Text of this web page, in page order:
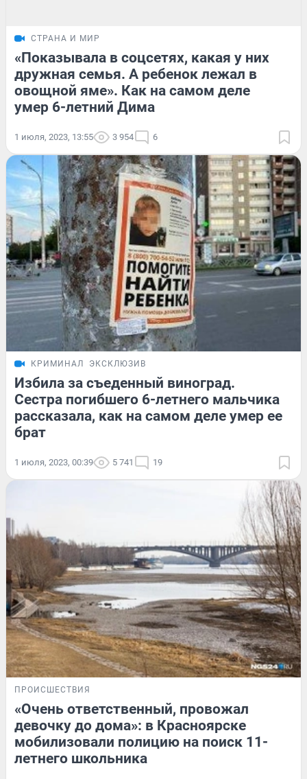
СТРАНА И МИР
«Показывала в соцсетях, какая у них
дружная семья. А ребенок лежал в
овощной яме». Как на самом деле
умер 6-летний Дима
1 июля, 2023, 13:55 3 954 6
КРИМИНАЛ ЭКСКЛЮЗИВ
Избила за съеденный виноград.
Сестра погибшего 6-летнего мальчика
рассказала, как на самом деле умер ее
брат
1 июля, 2023, 00:39 5 741 19
ПРОИСШЕСТВИЯ
«Очень ответственный, провожал
девочку до дома»: в Красноярске
мобилизовали полицию на поиск 11-
летнего школьника